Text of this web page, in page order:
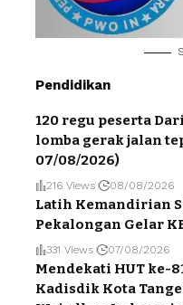
Pendidikan
120 regu peserta
lomba gerak jalan
07/08/2026)
216 Views 08/08/2026
Latih Kemandirian
Pekalongan Gelar
331 Views 07/08/2026
Mendekati HUT ke-
Kadisdik Kota